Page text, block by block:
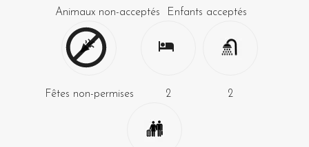
Animaux non-acceptés Enfants acceptés
Fêtes non-permises 2 2